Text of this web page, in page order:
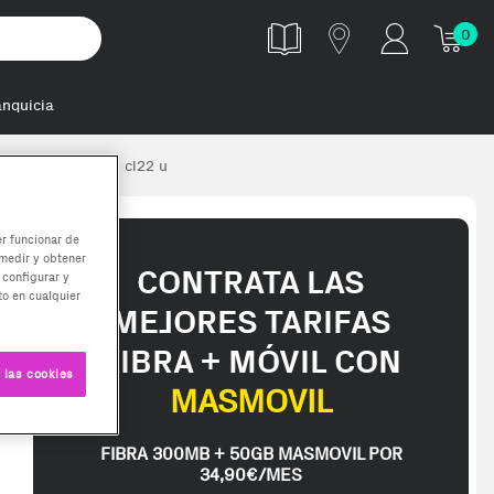
0
16gb 3200mhz cl22 u
CONTRATA LAS
MEJORES TARIFAS
FIBRA + MÓVIL CON
MASMOVIL
FIBRA 300MB + 50GB MASMOVIL POR
34,90€/MES
funcionar de
y obtener
y
en cualquier
cookies